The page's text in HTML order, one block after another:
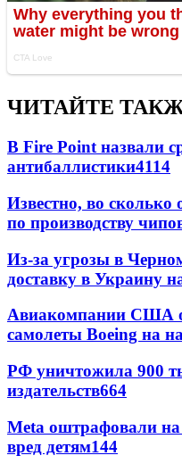
ЧИТАЙТЕ
В Fire Point назвали
антибаллистики4114
Известно, во сколько
по производству
Из-за угрозы в
доставку в Украину
Авиакомпании США
самолеты Boeing на
РФ уничтожила 900
издательств664
Meta оштрафовали
вред детям144